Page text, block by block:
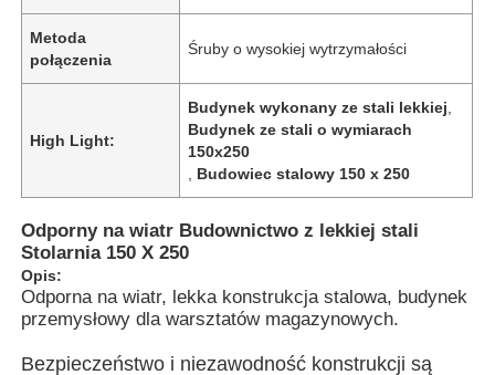
Dom
Produkty
Filmy
Metoda
połączenia
Śruby o wysokiej wytrzymałości
High Light:
Budynek wykonany ze stali lekkiej
Budynek ze stali o wymiarach
150x250
Budowiec stalowy 150 x 250
Odporny na wiatr Budownictwo z lekkiej stali
Stolarnia 150 X 250
Opis:
Odporna na wiatr, lekka konstrukcja stalowa, budynek
przemysłowy dla warsztatów magazynowych.
Bezpieczeństwo i niezawodność konstrukcji są